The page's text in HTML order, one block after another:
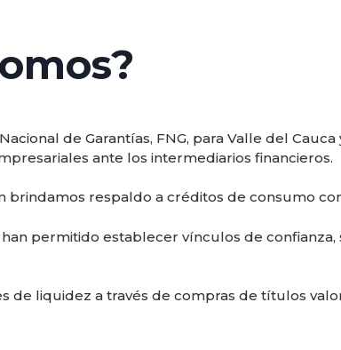
de Garantías, FNG, para Valle del
ante los intermediarios financieros.
brindamos respaldo a créditos de consumo
permitido establecer vínculos de
de liquidez a través de compras de títulos